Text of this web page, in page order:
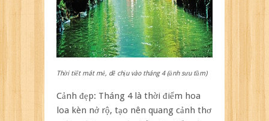
Thời tiết mát mẻ, dễ chịu vào tháng 4 (ảnh sưu tầm)
Cảnh đẹp: Tháng 4 là thời điểm hoa
loa kèn nở rộ, tạo nên quang cảnh thơ